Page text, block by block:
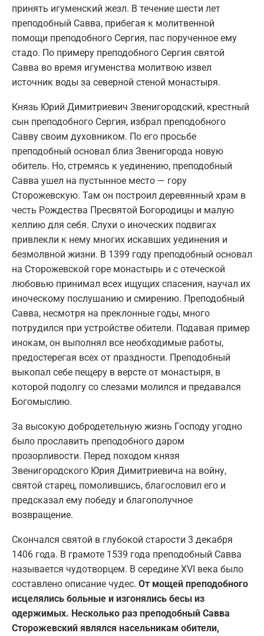
принять игуменский жезл. В течение шести лет
преподобный Савва, прибегая к молитвенной
помощи преподобного Сергия, пас порученное ему
стадо. По примеру преподобного Сергия святой
Савва во время игуменства молитвою извел
источник воды за северной стеной монастыря.
Князь Юрий Димитриевич Звенигородский, крестный
сын преподобного Сергия, избрал преподобного
Савву своим духовником. По его просьбе
преподобный основал близ Звенигорода новую
обитель. Но, стремясь к уединению, преподобный
Савва ушел на пустынное место — гору
Сторожевскую. Там он построил деревянный храм в
честь Рождества Пресвятой Богородицы и малую
келлию для себя. Слухи о иноческих подвигах
привлекли к нему многих искавших уединения и
безмолвной жизни. В 1399 году преподобный основал
на Сторожевской горе монастырь и с отеческой
любовью принимал всех ищущих спасения, научал их
иноческому послушанию и смирению. Преподобный
Савва, несмотря на преклонные годы, много
потрудился при устройстве обители. Подавая пример
инокам, он выполнял все необходимые работы,
предостерегая всех от праздности. Преподобный
выкопал себе пещеру в версте от монастыря, в
которой подолгу со слезами молился и предавался
Богомыслию.
За высокую добродетельную жизнь Господу угодно
было прославить преподобного даром
прозорливости. Перед походом князя
Звенигородского Юрия Димитриевича на войну,
святой старец, помолившись, благословил его и
предсказал ему победу и благополучное
возвращение.
Скончался святой в глубокой старости 3 декабря
1406 года. В грамоте 1539 года преподобный Савва
называется чудотворцем. В середине XVI века было
составлено описание чудес. От мощей преподобного
исцелялись больные и изгонялись бесы из
одержимых. Несколько раз преподобный Савва
Сторожевский являлся насельникам обители,